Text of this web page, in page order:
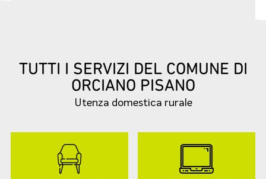
TUTTI I SERVIZI DEL COMUNE DI
ORCIANO PISANO
Utenza domestica rurale